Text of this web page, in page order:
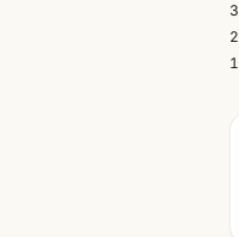
3
2
1